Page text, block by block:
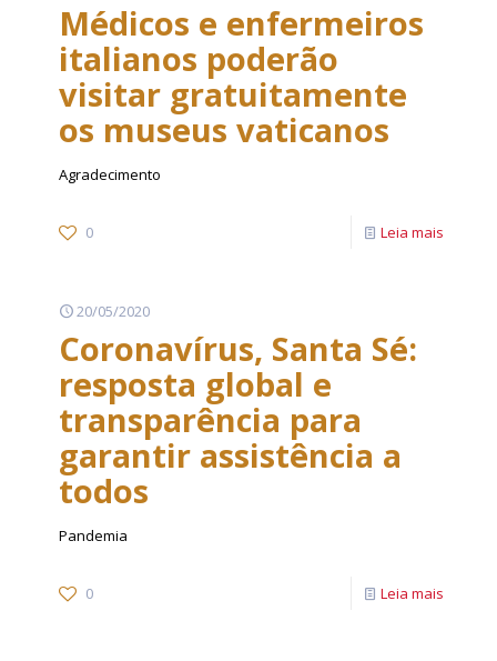
Médicos e enfermeiros
italianos poderão
visitar gratuitamente
os museus vaticanos
Agradecimento
0 Leia mais
20/05/2020
Coronavírus, Santa Sé:
resposta global e
transparência para
garantir assistência a
todos
Pandemia
0 Leia mais